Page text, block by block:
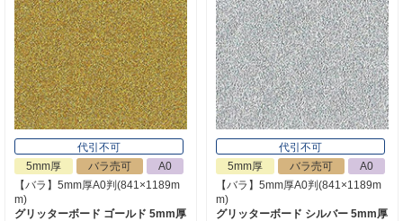
代引不可
5mm厚
バラ売可
A0
【バラ】5mm厚A0判(841×1189m
m)
グリッターボード ゴールド 5mm厚
代引不可
5mm厚
バラ売可
A0
【バラ】5mm厚A0判(841×1189m
m)
グリッターボード シルバー 5mm厚